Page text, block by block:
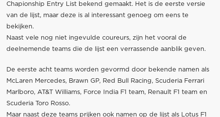
Chapionship Entry List bekend gemaakt. Het is de eerste versie
van de lijst, maar deze is al interessant genoeg om eens te
bekijken.
Naast vele nog niet ingevulde coureurs, zijn het vooral de
deelnemende teams die de lijst een verrassende aanblik geven.
De eerste acht teams worden gevormd door bekende namen als
McLaren Mercedes, Brawn GP, Red Bull Racing, Scuderia Ferrari
Marlboro, AT&T Williams, Force India F1 team, Renault F1 team en
Scuderia Toro Rosso.
Maar naast deze teams prijken ook namen op de lijst als Lotus F1